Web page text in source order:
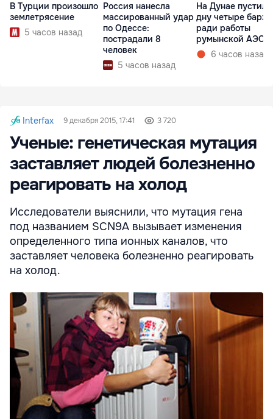
В Турции произошло
землетрясение
5 часов назад
Россия нанесла
массированный удар
по Одессе:
пострадали 8
человек
5 часов назад
На Дунае
дну четыре
ради работы
румынской АЭС
6 часов назад
Interfax 9 декабря 2015, 17:41 3 720
Ученые: генетическая мутация
заставляет людей болезненно
реагировать на холод
Исследователи выяснили, что мутация гена
под названием SCN9A вызывает изменения
определенного типа ионных каналов, что
заставляет человека болезненно реагировать
на холод.